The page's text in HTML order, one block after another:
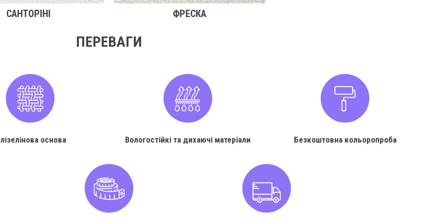
САНТОРІНІ ФРЕСКА
ПЕРЕВАГИ
основа Вологостійкі та дихаючі матеріали Безкоштовна кольоропроба